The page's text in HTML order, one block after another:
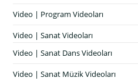
Video | Program Videoları
Video | Sanat Videoları
Video | Sanat Dans Videoları
Video | Sanat Müzik Videoları